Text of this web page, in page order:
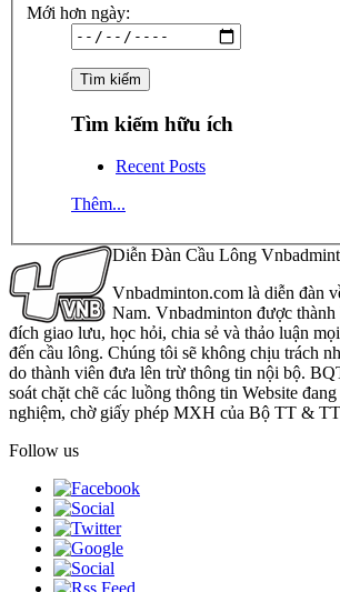
Mới hơn ngày:
Tìm kiếm hữu ích
Recent Posts
Thêm...
Diễn Đàn Cầu Lông
Vnbadminton.com là diễn đàn
Nam. Vnbadminton được
đích giao lưu, học hỏi, chia sẻ và thảo luận
đến cầu lông. Chúng tôi sẽ không chịu trách
do thành viên đưa lên trừ thông tin nội bộ.
soát chặt chẽ các luồng thông tin Website
nghiệm, chờ giấy phép MXH của Bộ TT &
Follow us